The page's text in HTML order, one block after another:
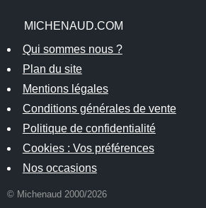
MICHENAUD.COM
Qui sommes nous ?
Plan du site
Mentions légales
Conditions générales de vente
Politique de confidentialité
Cookies : Vos préférences
Nos occasions
© Michenaud 2000/2026